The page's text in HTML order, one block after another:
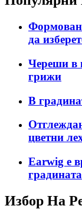
да
Череши в
грижи
В
цветни
Earwig е
градината
Избор На